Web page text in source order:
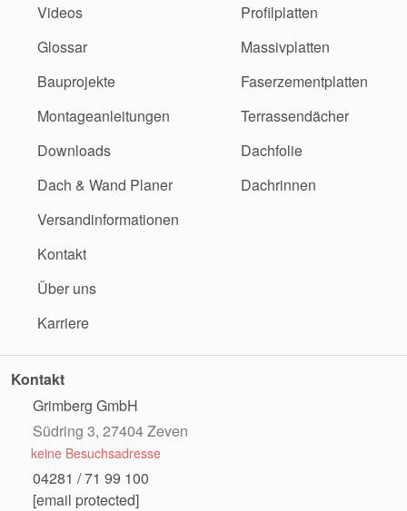
Videos
Glossar
Bauprojekte
Montageanleitungen
Downloads
Dach & Wand Planer
Versandinformationen
Kontakt
Über uns
Karriere
Profilplatten
Massivplatten
Faserzementplatten
Terrassendächer
Dachfolie
Dachrinnen
Kontakt
Grimberg GmbH
Südring 3, 27404 Zeven
keine Besuchsadresse
04281 / 71 99 100
[email protected]